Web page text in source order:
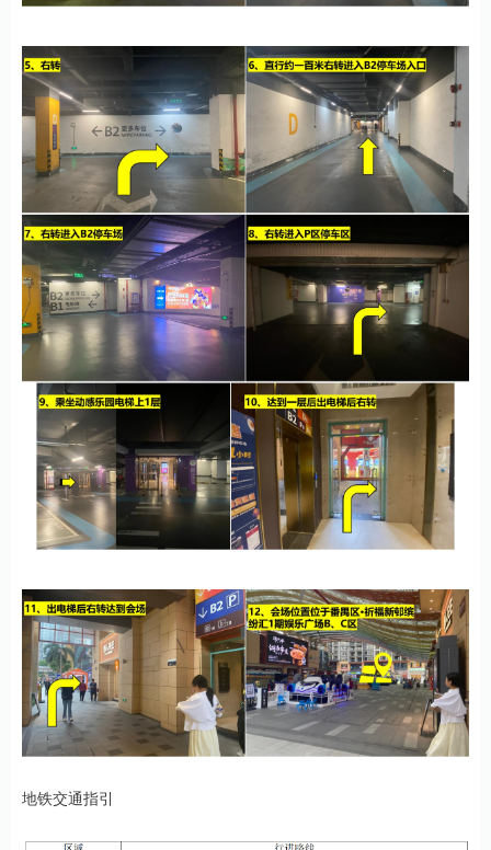
地铁交通指引